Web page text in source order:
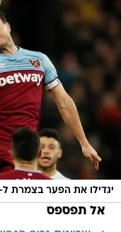
יגדילו את הפער בצמרת ל-19 נקודות?
אל תפספס